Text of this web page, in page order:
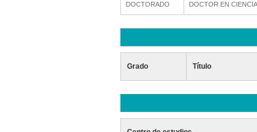
DOCTORADO DOCTOR EN
Grado Título